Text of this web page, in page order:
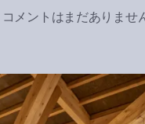
勝
見
学
会
コメントはまだありませ